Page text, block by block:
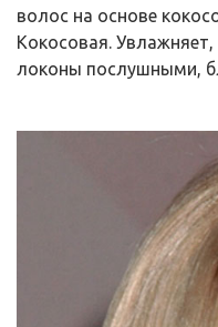
волос на основе
Кокосовая.
локоны послушными,